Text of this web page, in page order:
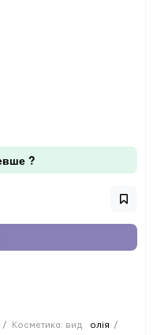
?
Косметика: вид
олія